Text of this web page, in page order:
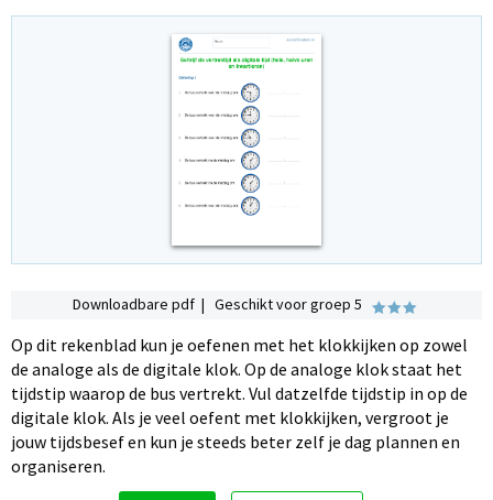
Downloadbare pdf | Geschikt voor groep 5
Op dit rekenblad kun je oefenen met het klokkijken op zowel
de analoge als de digitale klok. Op de analoge klok staat het
tijdstip waarop de bus vertrekt. Vul datzelfde tijdstip in op de
digitale klok. Als je veel oefent met klokkijken, vergroot je
jouw tijdsbesef en kun je steeds beter zelf je dag plannen en
organiseren.